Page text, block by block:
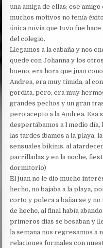
una amiga de ellas; ese
muchos motivos no tenía
única novia que tuvo fue
del colegio.
Llegamos a la cabaña y nos
quede con Johanna y los
bueno, era hora que juan
Andrea, era muy tímida, al
gordita, pero, era muy
grandes pechos y un gran
pero acepto a la Andrea. Esa
despertábamos a l medio día,
las tardes íbamos a la playa,
sensuales bikinis, al
parrilladas y en la noche,
dormitorio)
El juan no le dio mucho
hecho, no bajaba a la playa,
corto y polera a bañarse y
de hecho, al final había
primeros días se besaban y
la semana nos regresamos a
relaciones formales con